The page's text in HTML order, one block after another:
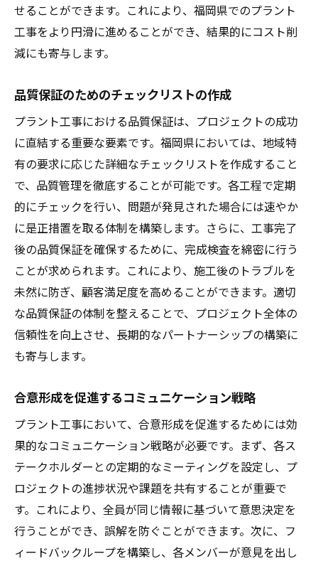
せることができます。これにより、福岡県でのプラント
工事をより円滑に進めることができ、結果的にコスト削
減にも寄与します。
品質保証のためのチェックリストの作成
プラント工事における品質保証は、プロジェクトの成功
に直結する重要な要素です。福岡県においては、地域特
有の要求に応じた詳細なチェックリストを作成すること
で、品質管理を徹底することが可能です。各工程で定期
的にチェックを行い、問題が発見された場合には速やか
に是正措置を取る体制を構築します。さらに、工事完了
後の品質保証を確保するために、完成検査を綿密に行う
ことが求められます。これにより、施工後のトラブルを
未然に防ぎ、顧客満足度を高めることができます。適切
な品質保証の体制を整えることで、プロジェクト全体の
信頼性を向上させ、長期的なパートナーシップの構築に
も寄与します。
合意形成を促進するコミュニケーション戦略
プラント工事において、合意形成を促進するためには効
果的なコミュニケーション戦略が必要です。まず、各ス
テークホルダーとの定期的なミーティングを設定し、プ
ロジェクトの進捗状況や課題を共有することが重要で
す。これにより、全員が同じ情報に基づいて意思決定を
行うことができ、誤解を防ぐことができます。次に、フ
ィードバックループを構築し、各メンバーが意見を出し